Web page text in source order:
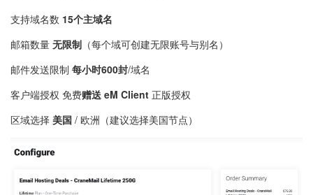
支持域名数 15个主域名
邮箱数量 无限制 （每个域可创建无限账号与别名）
邮件发送限制 每小时600封/域名
客户端授权 免费赠送 eM Client 正版授权
区域选择 美国 / 欧洲（建议选择美国节点）